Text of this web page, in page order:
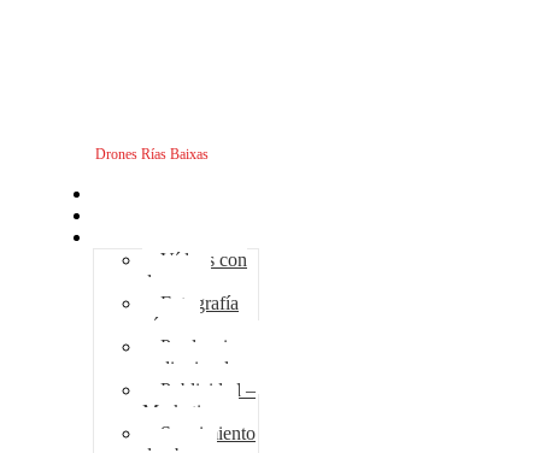
Drones Rías Baixas
Vídeos con
drones
Fotografía
aérea
Producciones
audiovisuales
Publicidad –
Marketing
Seguimiento